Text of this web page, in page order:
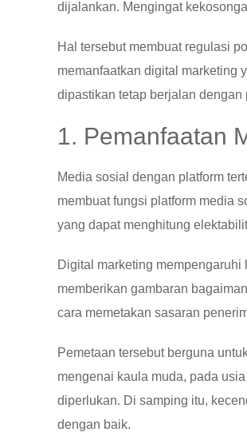
dijalankan. Mengingat
Hal tersebut membuat regulasi
memanfaatkan digital marketing
dipastikan tetap berjalan
1. Pemanfaatan
Media sosial dengan platform
membuat fungsi platform media
yang dapat menghitung
Digital marketing
memberikan gambaran
cara memetakan sasaran
Pemetaan tersebut berguna
mengenai kaula muda, pada
diperlukan. Di samping itu,
dengan baik.